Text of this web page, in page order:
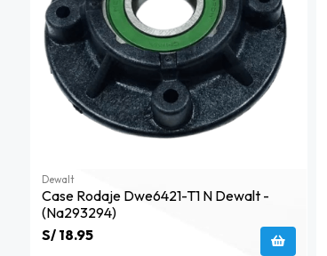
Dewalt
Case Rodaje Dwe6421-T1 N Dewalt -
(na293294)
S/ 18.95